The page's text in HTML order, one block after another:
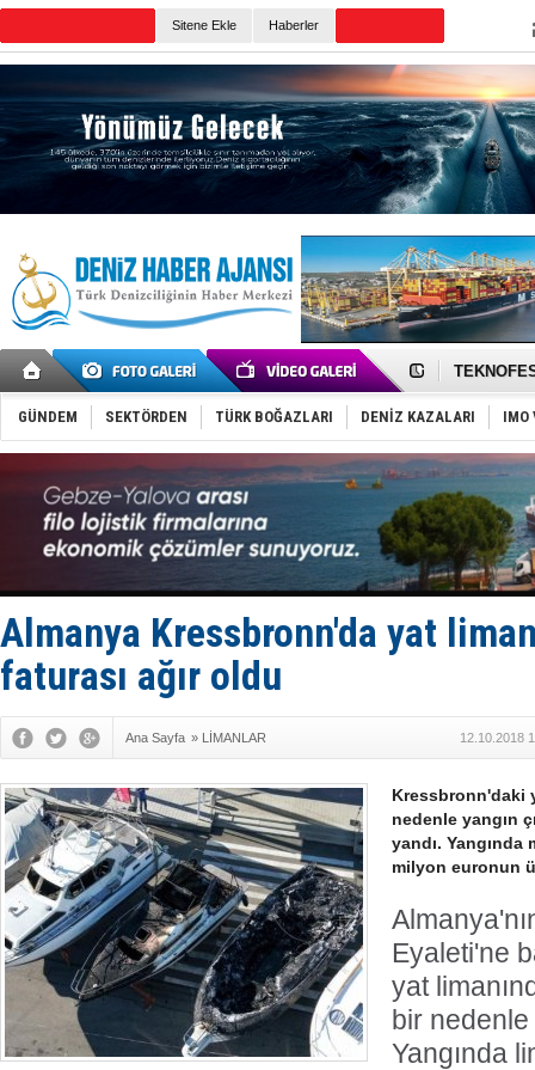
Sitene Ekle Haberler
TAYK -
Tersane
İngiliz
DESE,
35 milyon
İnsansız
Yüzyıl
Anadolu
Derince,
İTU AUV,
GÜNDEM SEKTÖRDEN TÜRK BOĞAZLARI DENİZ KAZALARI IMO
Almanya Kressbronn'da yat
faturası ağır oldu
Ana Sayfa » LİMANLAR 12.10.2018
Kressbronn'daki
nedenle yangın
yandı. Yangında
milyon euronun
Eyaleti'ne
yat
bir nedenle
Yangında